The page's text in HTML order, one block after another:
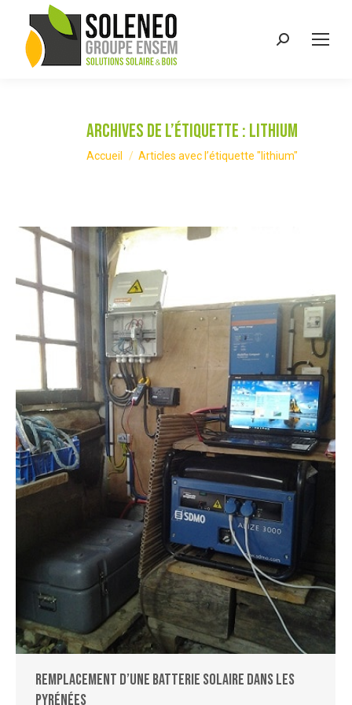
Recherche
Archives de l’étiquette : lithium
Vous êtes ici :
Accueil Articles avec l’étiquette "lithium"
Remplacement d’une batterie solaire dans les
Pyrénées